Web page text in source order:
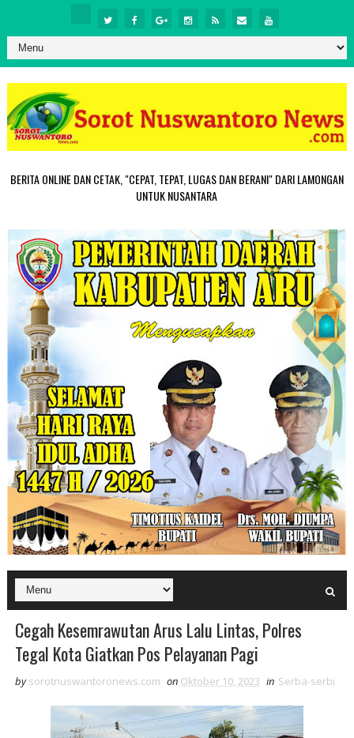
BERITA ONLINE DAN CETAK, "CEPAT, TEPAT, LUGAS DAN BERANI" DARI LAMONGAN
UNTUK NUSANTARA
Cegah Kesemrawutan Arus Lalu Lintas, Polres
Tegal Kota Giatkan Pos Pelayanan Pagi
by sorotnuswantoronews.com on Oktober 10, 2023 in Serba-serbi